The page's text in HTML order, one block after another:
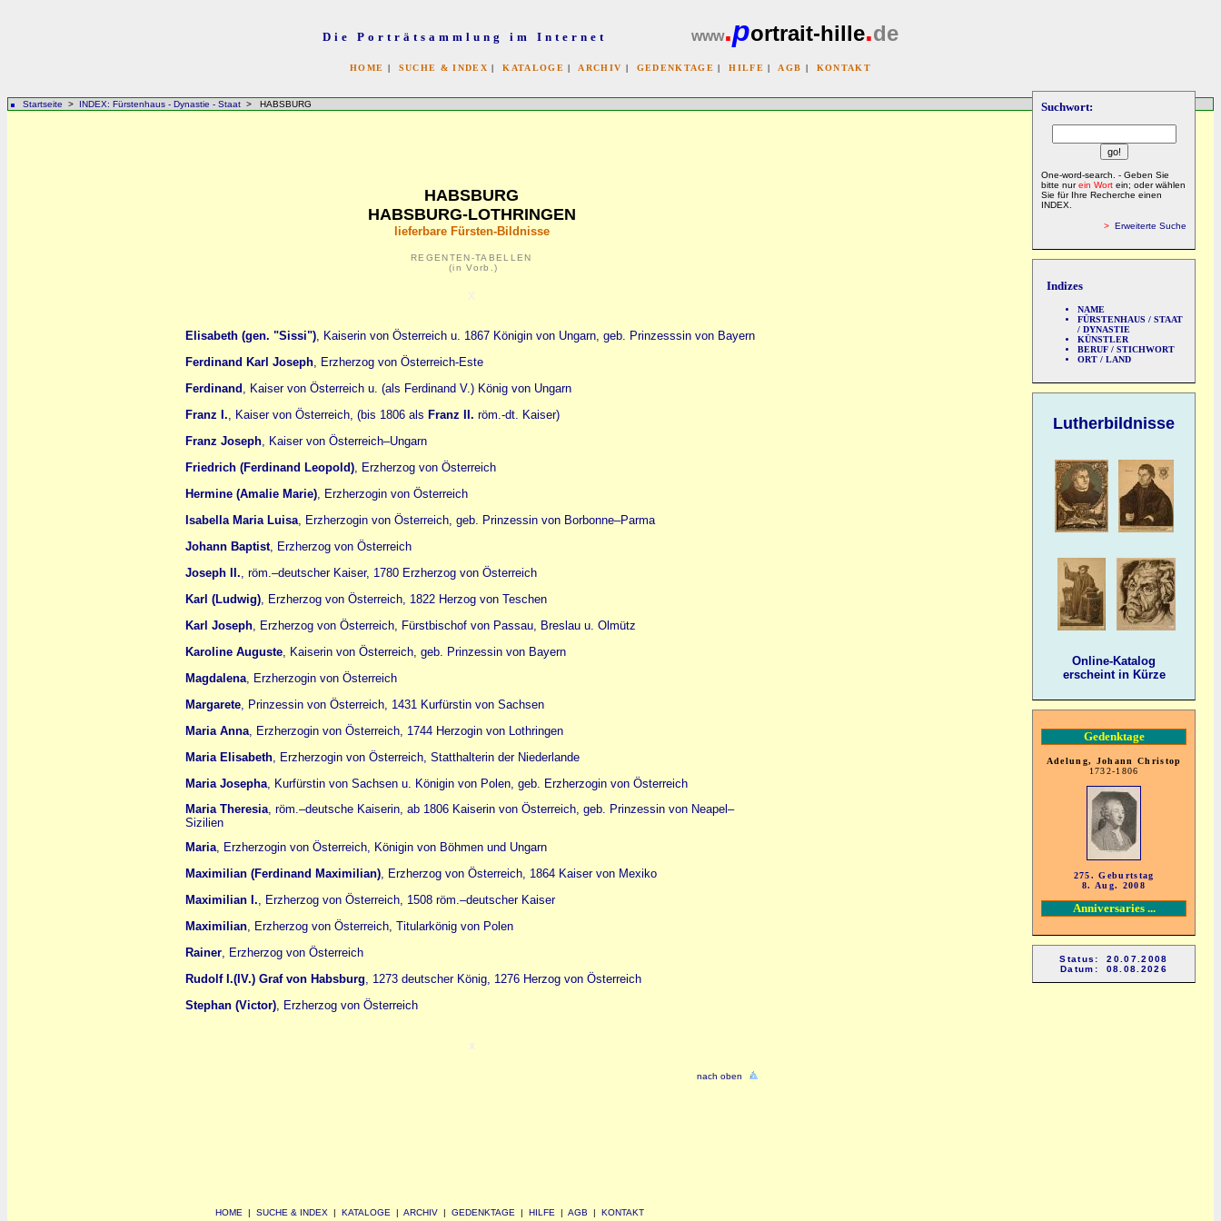
Die Porträtsammlung im Internet www.portrait-hille.de
HOME | SUCHE & INDEX |KATALOGE | ARCHIV | GEDENKTAGE |HILFE | AGB | KONTAKT
Suchwort:
One-word-search. - Geben Sie
bitte nurein Wort ein; oder wählen
Sie für Ihre Recherche einen
INDEX.
> Erweiterte Suche
Indizes
NAME
FÜRSTENHAUS / STAAT
/ DYNASTIE
KÜNSTLER
BERUF / STICHWORT
ORT / LAND
Lutherbildnisse
Online-Katalog
erscheint in Kürze
Gedenktage
Adelung, Johann Christop
1732-1806
275. Geburtstag
8. Aug. 2008
Anniversaries ...
Status: 20.07.2008
Datum: 08.08.2026
Startseite > INDEX: Fürstenhaus - Dynastie - Staat > HABSBURG
HABSBURG
HABSBURG-LOTHRINGEN
lieferbare Fürsten-Bildnisse
REGENTEN-TABELLEN
(in Vorb.)
x
Elisabeth (gen. "Sissi"), Kaiserin von Österreich u. 1867 Königin von Ungarn, geb. Prinzesssin von Bayern
Ferdinand Karl Joseph, Erzherzog von Österreich-Este
Ferdinand , Kaiser von Österreich u. (als Ferdinand V.) König von Ungarn
Franz I., Kaiser von Österreich, (bis 1806 als Franz II. röm.-dt. Kaiser)
Franz Joseph, Kaiser von Österreich–Ungarn
Friedrich (Ferdinand Leopold), Erzherzog von Österreich
Hermine (Amalie Marie), Erzherzogin von Österreich
Isabella Maria Luisa, Erzherzogin von Österreich, geb. Prinzessin von Borbonne–Parma
Johann Baptist, Erzherzog von Österreich
Joseph II., röm.–deutscher Kaiser, 1780 Erzherzog von Österreich
Karl (Ludwig), Erzherzog von Österreich, 1822 Herzog von Teschen
Karl Joseph, Erzherzog von Österreich, Fürstbischof von Passau, Breslau u. Olmütz
Karoline Auguste, Kaiserin von Österreich, geb. Prinzessin von Bayern
Magdalena, Erzherzogin von Österreich
Margarete, Prinzessin von Österreich, 1431 Kurfürstin von Sachsen
Maria Anna, Erzherzogin von Österreich, 1744 Herzogin von Lothringen
Maria Elisabeth, Erzherzogin von Österreich, Statthalterin der Niederlande
Maria Josepha, Kurfürstin von Sachsen u. Königin von Polen, geb. Erzherzogin von Österreich
Maria Theresia, röm.–deutsche Kaiserin, ab 1806 Kaiserin von Österreich, geb. Prinzessin von Neapel–
Sizilien
Maria, Erzherzogin von Österreich, Königin von Böhmen und Ungarn
Maximilian (Ferdinand Maximilian), Erzherzog von Österreich, 1864 Kaiser von Mexiko
Maximilian I., Erzherzog von Österreich, 1508 röm.–deutscher Kaiser
Maximilian, Erzherzog von Österreich, Titularkönig von Polen
Rainer, Erzherzog von Österreich
Rudolf I.(IV.) Graf von Habsburg, 1273 deutscher König, 1276 Herzog von Österreich
Stephan (Victor), Erzherzog von Österreich
x
nach oben
HOME | SUCHE & INDEX | KATALOGE | ARCHIV| GEDENKTAGE | HILFE | AGB | KONTAKT